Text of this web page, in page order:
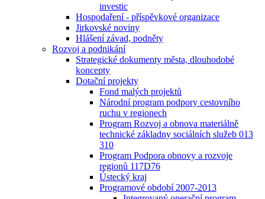
investic
Hospodaření - příspěvkové organizace
Jirkovské noviny
Hlášení závad, podněty
Rozvoj a podnikání
Strategické dokumenty města, dlouhodobé
koncepty
Dotační projekty
Fond malých projektů
Národní program podpory cestovního
ruchu v regionech
Program Rozvoj a obnova materiálně
technické základny sociálních služeb 013
310
Program Podpora obnovy a rozvoje
regionů 117D76
Ústecký kraj
Programové období 2007-2013